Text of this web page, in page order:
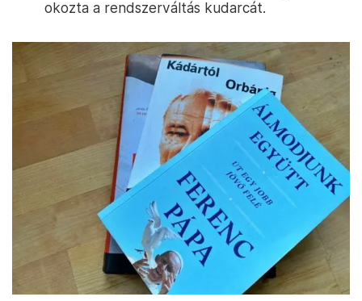
okozta a rendszerváltás kudarcát.